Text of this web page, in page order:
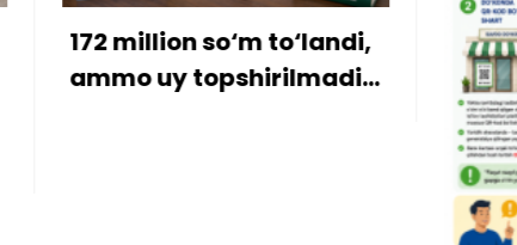
172 million so‘m to‘landi,
ammo uy topshirilmadi…